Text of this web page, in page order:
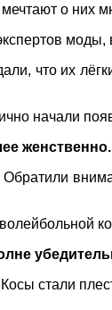
о них
что их
начали
женственно.
стали